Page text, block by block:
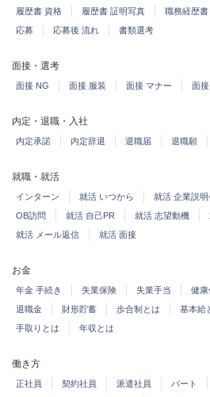
履歴書 資格
履歴書 証明写真 職務経歴書
応募
応募後 流れ 書類選考
面接・選考
面接 NG 面接 服装 面接 マナー 面
内定・退職・入社
内定承諾 内定辞退 退職届 退職願
就職・就活
インターン 就活 いつから 就活 企業説明
OB訪問
就活 自己PR 就活 志望動機
就活 メール返信
就活 面接
お金
年金 手続き 失業保険 失業手当 健康
退職金
財形貯蓄 歩合制とは 基本給
手取りとは
年収とは
働き方
正社員 契約社員 派遣社員 パート